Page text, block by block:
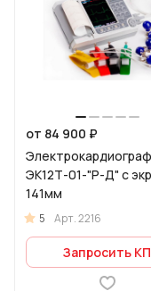
от 84 900 ₽
Электрокардиограф
ЭК12Т-01-"Р-Д" с
141мм
5 Арт.2216
Запросить КП